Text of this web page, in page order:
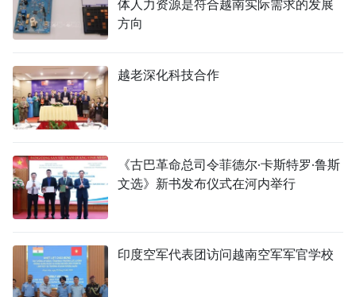
体人力资源是符合越南实际需求的发展
方向
越老深化科技合作
《古巴革命总司令菲德尔·卡斯特罗·鲁斯
文选》新书发布仪式在河内举行
印度空军代表团访问越南空军军官学校